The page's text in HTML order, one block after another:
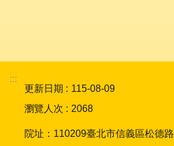
用
ODF
開
放
文
:::
更新日期
115-08-09
瀏覽人次
2068
院址：110209臺北市信義區松德路